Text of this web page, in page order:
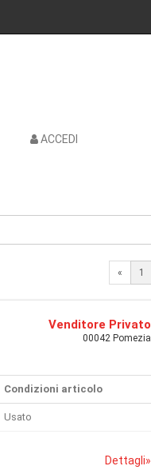
ACCEDI
« 1
Venditore Privato
00042 Pomezia
Condizioni articolo
Usato
Dettagli»